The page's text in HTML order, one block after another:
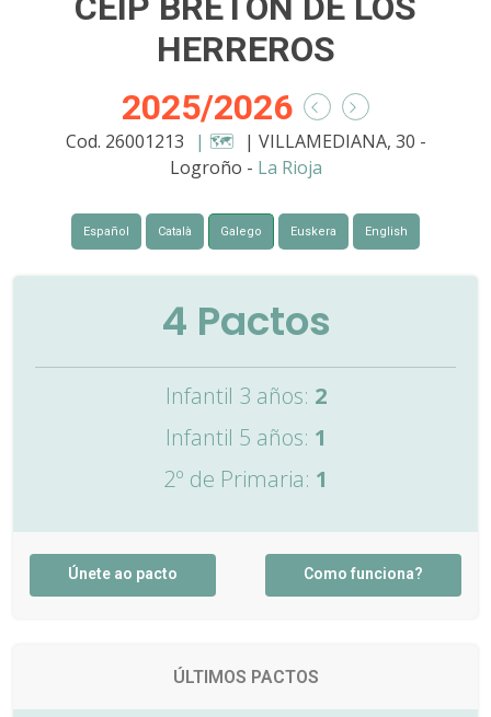
HERREROS
2025/2026
Cod. 26001213 | 🗺️ | VILLAMEDIANA, 30 -
Logroño - La Rioja
Español Català Galego Euskera English
4 Pactos
Infantil 3 años: 2
Infantil 5 años: 1
2º de Primaria: 1
Únete ao pacto Como funciona?
ÚLTIMOS PACTOS